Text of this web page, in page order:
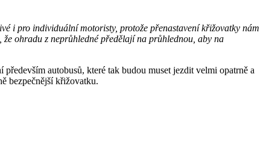
i pro individuální motoristy, protože přenastavení křižovatky nám
že ohradu z neprůhledné předělají na průhlednou, aby na
autobusů, které tak budou muset jezdit velmi opatrně a
bezpečnější křižovatku.